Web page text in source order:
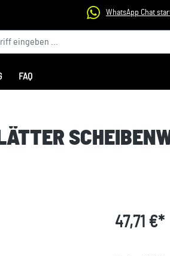
WhatsApp Chat
FAQ
47,71 €*